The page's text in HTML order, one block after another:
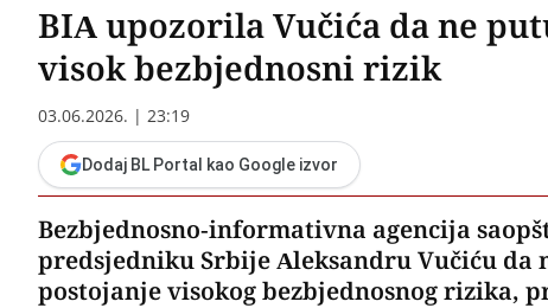
BIA upozorila Vučića da ne
visok bezbjednosni rizik
03.06.2026. | 23:19
Dodaj BL Portal kao Google izvor
Bezbjednosno-informativna agencija
predsjedniku Srbije Aleksandru Vučiću
postojanje visokog bezbjednosnog rizika,